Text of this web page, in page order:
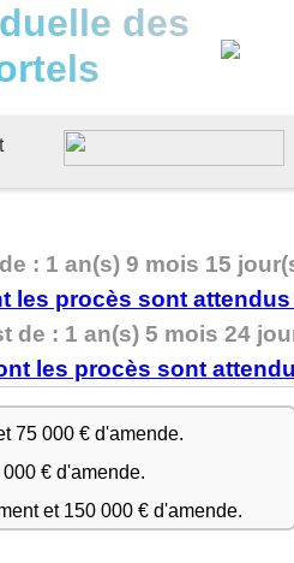
des
: 1 an(s) 9 mois 15
de : 1 an(s) 5 mois 24
75 000 € d'amende.
€ d'amende.
et 150 000 € d'amende.